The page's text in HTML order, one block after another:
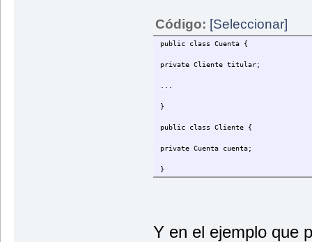
Código: [Seleccionar]
public class Cuenta {
private Cliente titular;
}
public class Cliente {
private Cuenta cuenta;
}
Y en el ejemplo que